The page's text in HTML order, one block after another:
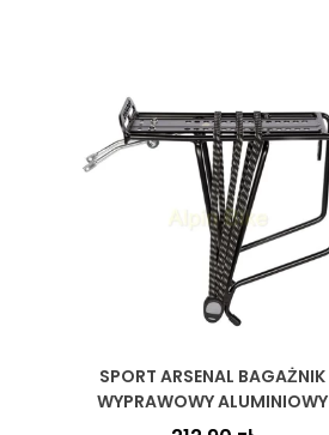
SPORT ARSENAL BAGAŻNIK
WYPRAWOWY ALUMINIOWY